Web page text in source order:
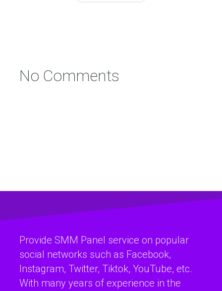
No Comments
Provide SMM Panel service on popular
social networks such as Facebook,
Instagram, Twitter, Tiktok, YouTube, etc.
With many years of experience in the